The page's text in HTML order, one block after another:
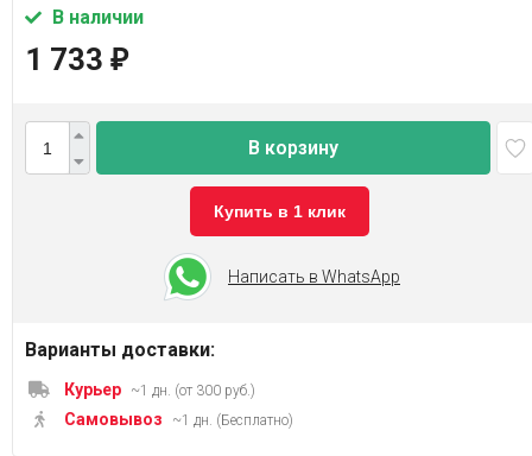
В наличии
1 733 ₽
В корзину
Купить в 1 клик
Написать в WhatsApp
Варианты доставки:
Курьер ~1 дн. (от 300 руб.)
Самовывоз ~1 дн. (Бесплатно)